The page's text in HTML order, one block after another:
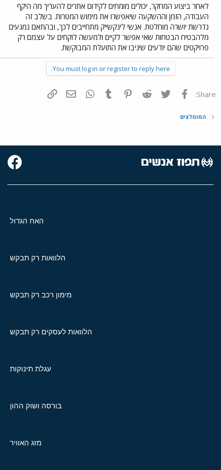
לאחר ביצוע המחקר, יכולים מומחים לקידום אתרים להעריך מה היקף
העבודה, הזמן וההשקעה שיאפשרו את מימוש המטרות. בשלב זה
נדרשת יושרה מוחלטת. אנשי לינקשייק מתחייבים לכך, ובהתאם נמנעים
מלהבטיח הבטחות שאי אפשר לקיים ולמעשה לוקחים על עצמם רק
פרויקטים שהם יודעים שיניבו את התועלת המבוקשת.​
You must log in or register to reply here.
Share: פייסבוק Twitter
Reddit
Pinterest
Tumblr
WhatsAppדואר אלקטרוני
המומלצים
האח הגדול
הלוואות רק תבקש
מימון רכב רק תבקש
הלוואות לעסקים רק תבקש
עגלת תינוקות
בורסה ושוק ההון
מזג האוויר